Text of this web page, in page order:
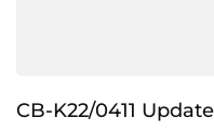
CB-K22/0411